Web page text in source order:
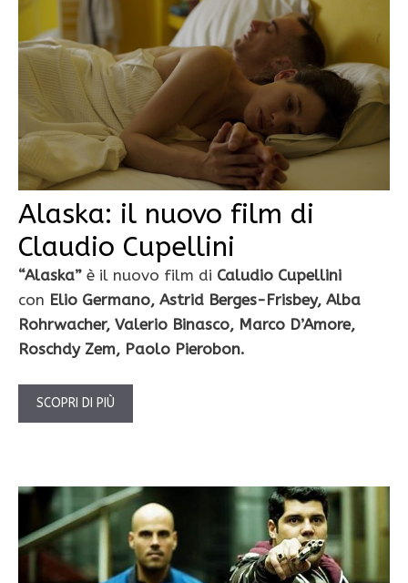
Alaska: il nuovo film di
Claudio Cupellini
“Alaska” è il nuovo film di Caludio Cupellini
con Elio Germano, Astrid Berges-Frisbey, Alba
Rohrwacher, Valerio Binasco, Marco D’Amore,
Roschdy Zem, Paolo Pierobon.
SCOPRI DI PIÙ